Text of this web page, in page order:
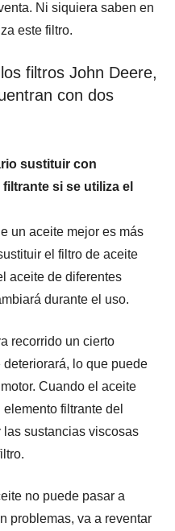
Ni siquiera saben en
este filtro.
filtros John Deere,
con dos
sustituir con
si se utiliza el
un aceite mejor es más
el filtro de aceite
aceite de diferentes
durante el uso.
recorrido un cierto
lo que puede
Cuando el aceite
filtrante del
sustancias viscosas
no puede pasar a
problemas, va a reventar